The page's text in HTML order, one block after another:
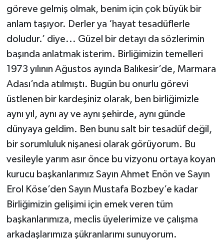
göreve gelmiş olmak, benim için çok büyük bir
anlam taşıyor. Derler ya ‘hayat tesadüflerle
doludur.’ diye... Güzel bir detayı da sözlerimin
başında anlatmak isterim. Birliğimizin temelleri
1973 yılının Ağustos ayında Balıkesir’de, Marmara
Adası’nda atılmıştı. Bugün bu onurlu görevi
üstlenen bir kardeşiniz olarak, ben birliğimizle
aynı yıl, aynı ay ve aynı şehirde, aynı günde
dünyaya geldim. Ben bunu salt bir tesadüf değil,
bir sorumluluk nişanesi olarak görüyorum. Bu
vesileyle yarım asır önce bu vizyonu ortaya koyan
kurucu başkanlarımız Sayın Ahmet Enön ve Sayın
Erol Köse’den Sayın Mustafa Bozbey’e kadar
Birliğimizin gelişimi için emek veren tüm
başkanlarımıza, meclis üyelerimize ve çalışma
arkadaşlarımıza şükranlarımı sunuyorum.